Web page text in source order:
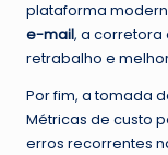
plataforma
e-mail, a corretora
retrabalho e
Por fim, a tomada
Métricas de custo
erros recorrentes